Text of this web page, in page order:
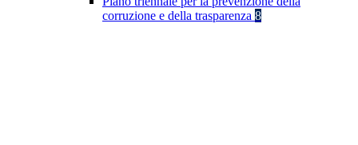
corruzione e della trasparenza 8